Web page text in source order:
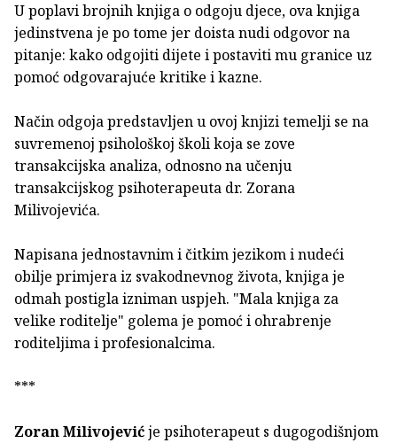
U poplavi brojnih knjiga o odgoju djece, ova knjiga
jedinstvena je po tome jer doista nudi odgovor na
pitanje: kako odgojiti dijete i postaviti mu granice uz
pomoć odgovarajuće kritike i kazne.
Način odgoja predstavljen u ovoj knjizi temelji se na
suvremenoj psihološkoj školi koja se zove
transakcijska analiza, odnosno na učenju
transakcijskog psihoterapeuta dr. Zorana
Milivojevića.
Napisana jednostavnim i čitkim jezikom i nudeći
obilje primjera iz svakodnevnog života, knjiga je
odmah postigla izniman uspjeh. "Mala knjiga za
velike roditelje" golema je pomoć i ohrabrenje
roditeljima i profesionalcima.
***
Zoran Milivojevićje psihoterapeut s dugogodišnjom